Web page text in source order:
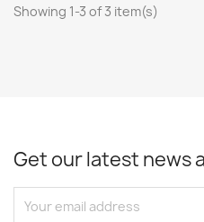
Showing 1-3 of 3 item(s)
Get our latest news